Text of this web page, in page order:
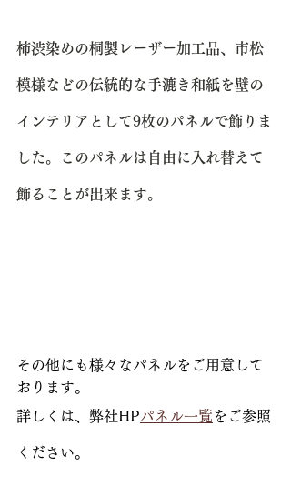
柿渋染めの桐製レーザー加工品、市松
模様などの伝統的な手漉き和紙を壁の
インテリアとして9枚のパネルで飾りま
した。このパネルは自由に入れ替えて
飾ることが出来ます。
その他にも様々なパネルをご用意して
おります。
詳しくは、弊社HPパネル一覧をご参照
ください。